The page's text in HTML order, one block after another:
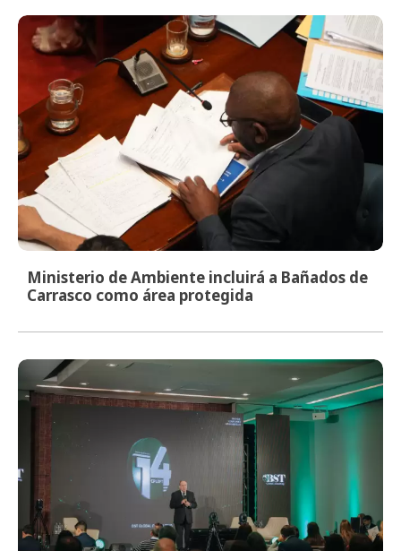
Ministerio de Ambiente incluirá a Bañados de
Carrasco como área protegida